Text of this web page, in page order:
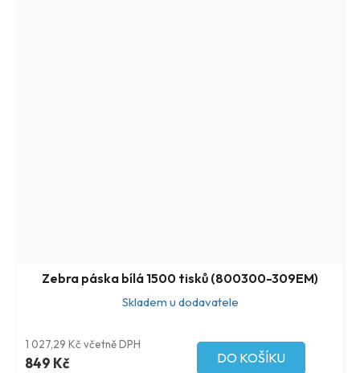
Zebra páska bílá 1500 tisků (800300-309EM)
Skladem u dodavatele
1 027,29 Kč včetně DPH
849 Kč DO KOŠÍKU